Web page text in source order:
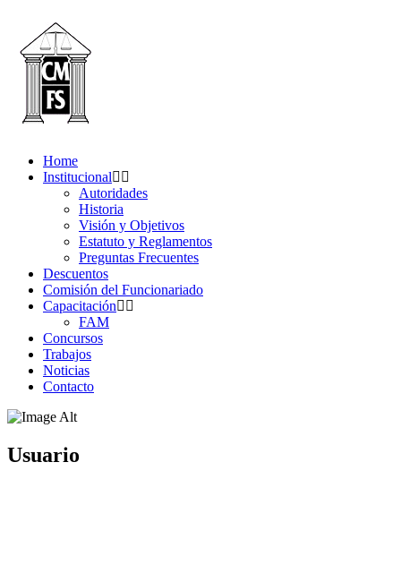
Home
Institucional
Autoridades
Historia
Visión y Objetivos
Estatuto y Reglamentos
Preguntas Frecuentes
Descuentos
Comisión del Funcionariado
Capacitación
FAM
Concursos
Trabajos
Noticias
Contacto
Usuario